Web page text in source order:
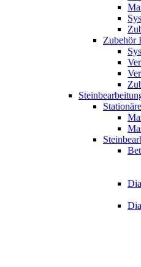
Zubehör